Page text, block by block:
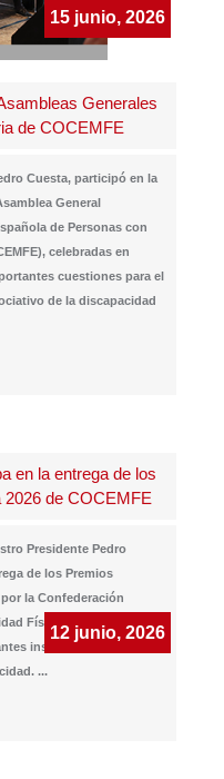
Generales
de COCEMFE
Cuesta, participó en la
General
de Personas con
celebradas en
cuestiones para el
de la discapacidad
15 junio, 2026
en la entrega de los
de COCEMFE
Presidente Pedro
de los Premios
la Confederación
Física y Orgánica
institucionales y del
...
12 junio, 2026